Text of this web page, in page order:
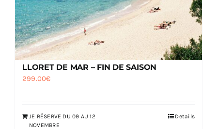
LLORET DE MAR – FIN DE SAISON
299.00€
JE RÉSERVE DU 09 AU 12
NOVEMBRE
Details